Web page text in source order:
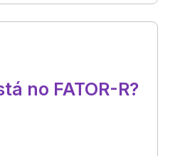
no FATOR-R?